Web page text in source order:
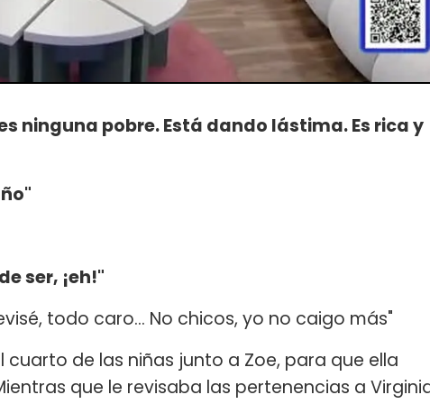
ninguna pobre. Está dando lástima. Es rica y
ser, ¡eh!"
todo caro... No chicos, yo no caigo más"
cuarto de las niñas junto a Zoe, para que ella
que le revisaba las pertenencias a